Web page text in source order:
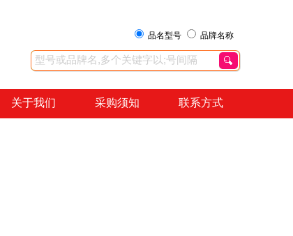
品名型号 品牌名称
关于我们 采购须知 联系方式